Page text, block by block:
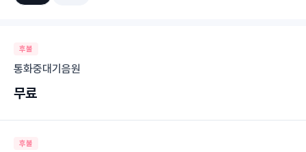
후불
통화중대기음원
무료
후불